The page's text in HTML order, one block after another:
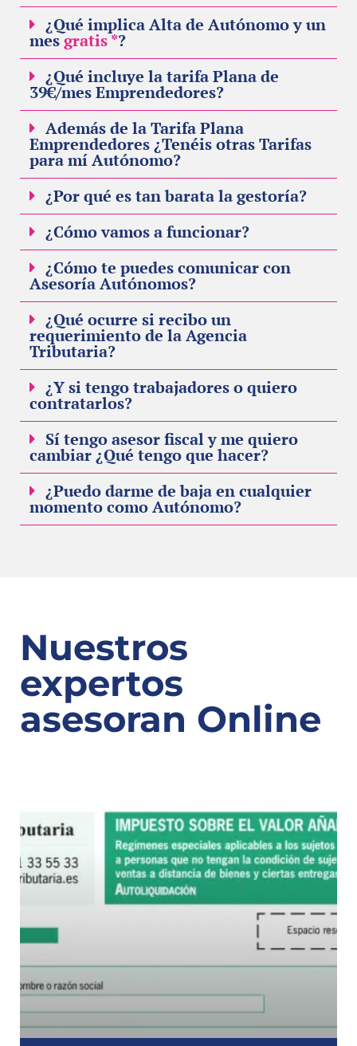
¿Qué implica Alta de Autónomo y un
mesgratis *?
¿Qué incluye la tarifa Plana de
39€/mes Emprendedores?
Además de la Tarifa Plana
Emprendedores ¿Tenéis otras Tarifas
para mí Autónomo?
¿Por qué es tan barata la gestoría?
¿Cómo vamos a funcionar?
¿Cómo te puedes comunicar con
Asesoría Autónomos?
¿Qué ocurre si recibo un
requerimiento de la Agencia
Tributaria?
¿Y si tengo trabajadores o quiero
contratarlos?
Sí tengo asesor fiscal y me quiero
cambiar ¿Qué tengo que hacer?
¿Puedo darme de baja en cualquier
momento como Autónomo?
Nuestros
expertos
asesoran Online